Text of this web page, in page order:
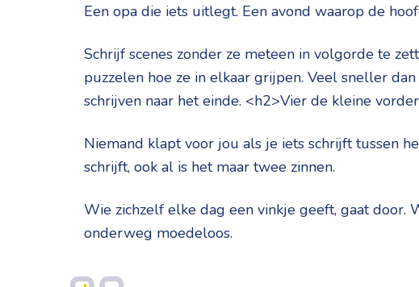
Een opa die iets uitlegt. Een avond waarop de
Schrijf scenes zonder ze meteen in volgorde te
puzzelen hoe ze in elkaar grijpen. Veel sneller
schrijven naar het einde. <h2>Vier de kleine
Niemand klapt voor jou als je iets schrijft tussen
schrijft, ook al is het maar twee zinnen.
Wie zichzelf elke dag een vinkje geeft, gaat door.
onderweg moedeloos.